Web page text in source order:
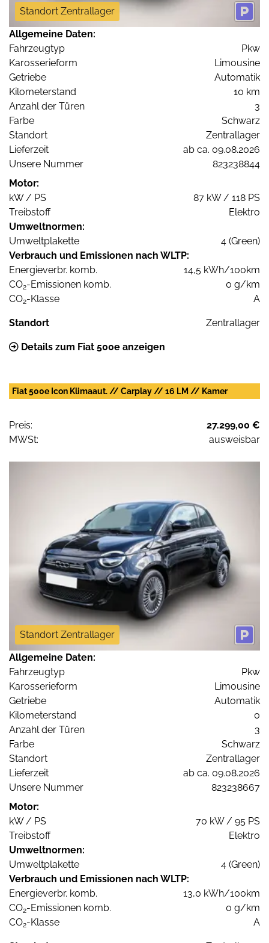
Standort Zentrallager
Allgemeine Daten:
Fahrzeugtyp
Pkw
Karosserieform
Limousine
Getriebe
Automatik
Kilometerstand
10 km
Anzahl der Türen
3
Farbe
Schwarz
Standort
Zentrallager
Lieferzeit
ab ca. 09.08.2026
Unsere Nummer
823238844
Motor:
kW / PS
87 kW / 118 PS
Treibstoff
Elektro
Umweltnormen:
Umweltplakette
4 (Green)
Verbrauch und Emissionen nach WLTP:
Energieverbr. komb.
14,5 kWh/100km
CO2-Emissionen komb.
0 g/km
CO2-Klasse A
Standort Zentrallager
Details zum Fiat 500e anzeigen
Fiat 500e Icon Klimaaut. // Carplay // 16 LM // Kamer
Preis:
27.299,00 €
MWSt:
ausweisbar
Standort Zentrallager
Allgemeine Daten:
Fahrzeugtyp
Pkw
Karosserieform
Limousine
Getriebe
Automatik
Kilometerstand
0
Anzahl der Türen
3
Farbe
Schwarz
Standort
Zentrallager
Lieferzeit
ab ca. 09.08.2026
Unsere Nummer
823238667
Motor:
kW / PS
70 kW / 95 PS
Treibstoff
Elektro
Umweltnormen:
Umweltplakette
4 (Green)
Verbrauch und Emissionen nach WLTP:
Energieverbr. komb.
13,0 kWh/100km
CO2-Emissionen komb.
0 g/km
CO2-Klasse A